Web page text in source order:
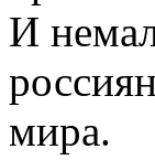
И
мира.